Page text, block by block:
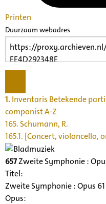
Printen
Duurzaam webadres
1.Inventaris Betekende
componist A-Z
165. Schumann, R.
165.1. [Concert, violoncello,
657Zweite Symphonie :
Titel:
Zweite Symphonie : Opus 61
Opus: